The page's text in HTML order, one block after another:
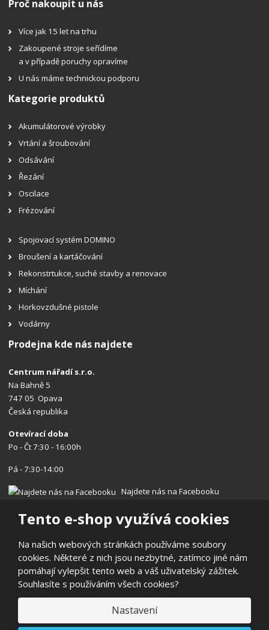
Tento e-shop využívá cookies
Na našich webových stránkách používáme soubory
cookies. Některé z nich jsou nezbytné, zatímco jiné nám
pomáhají vylepšit tento web a váš uživatelský zážitek.
Souhlasíte s používáním všech cookies?
Nastavení
Proč nakoupit u nás
Více jak 15 let na trhu
Zakoupené stroje seřídíme
a v případě poruchy opravíme
U nás máme technickou podporu
Kategorie produktů
Akumulátorové výrobky
Vrtání a šroubování
Odsávání
Řezání
Oscilace
Frézování
Spojovací systém DOMINO
Broušení a kartáčování
Rekonstrtukce, suché stavby a renovace
Míchání
Horkovzdušné pistole
Vodárny
Prodejna kde nás najdete
Centrum nářadí s.r.o.
Na Bahně 5
747 05 Opava
Česká republika
Otevírací doba
Po - Čt 7:30 - 16:00h
Pá - 7:30-14:00
Najdete nás na Facebooku
© 2026, Centrum nářadí s.r.o.
Prohlášení o přístupnosti|Ochrana osobních údajů| Mapa stránek
Reklamace/Vrácení
Á